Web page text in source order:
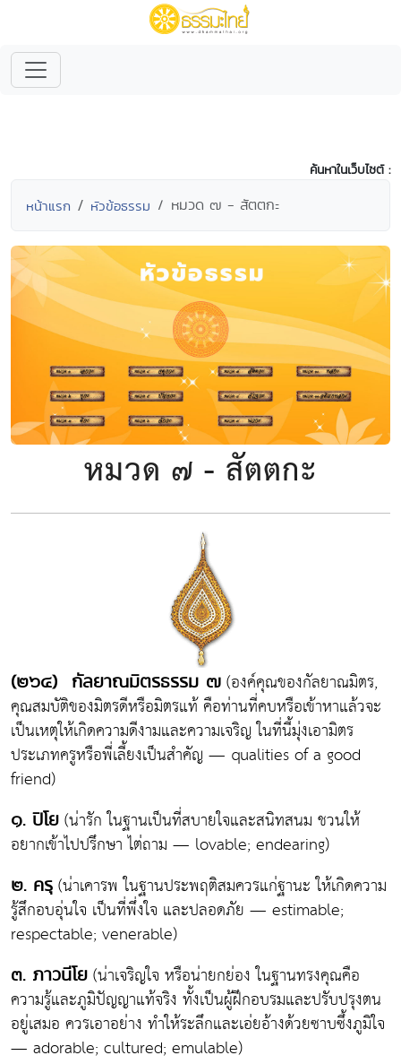
ค้นหาในเว็บไซต์ :
หน้าแรก หัวข้อธรรม หมวด ๗ - สัตตกะ
หมวด ๗ - สัตตกะ
(๒๖๔) กัลยาณมิตรธรรม ๗ (องค์คุณของกัลยาณมิตร,
คุณสมบัติของมิตรดีหรือมิตรแท้ คือท่านที่คบหรือเข้าหาแล้วจะ
เป็นเหตุให้เกิดความดีงามและความเจริญ ในที่นี้มุ่งเอามิตร
ประเภทครูหรือพี่เลี้ยงเป็นสำคัญ — qualities of a good
friend)
๑. ปิโย (น่ารัก ในฐานเป็นที่สบายใจและสนิทสนม ชวนให้
อยากเข้าไปปรึกษา ไต่ถาม — lovable; endearing)
๒. ครุ (น่าเคารพ ในฐานประพฤติสมควรแก่ฐานะ ให้เกิดความ
รู้สึกอบอุ่นใจ เป็นที่พึ่งใจ และปลอดภัย — estimable;
respectable; venerable)
๓. ภาวนีโย (น่าเจริญใจ หรือน่ายกย่อง ในฐานทรงคุณคือ
ความรู้และภูมิปัญญาแท้จริง ทั้งเป็นผู้ฝึกอบรมและปรับปรุงตน
อยู่เสมอ ควรเอาอย่าง ทำให้ระลึกและเอ่ยอ้างด้วยซาบซึ้งภูมิใจ
— adorable; cultured; emulable)